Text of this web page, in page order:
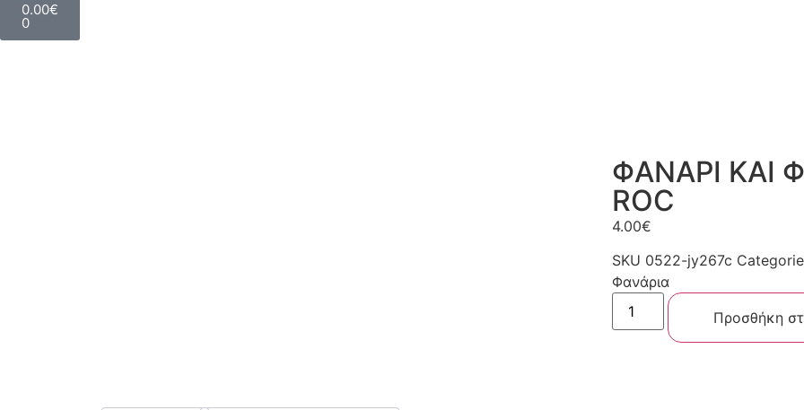
0.00€
0
ΦΑΝΑΡΙ ΚΑΙ
ROC
4.00€
SKU 0522-jy267c
Φανάρια
Προσθήκη